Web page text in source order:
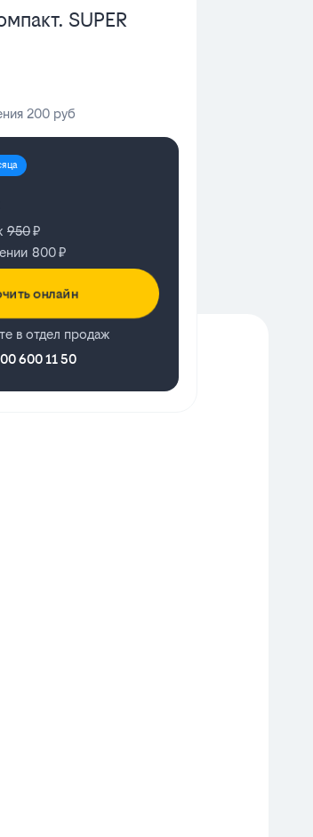
SUPER
200 руб
950₽
800₽
онлайн
в отдел продаж
600 11 50